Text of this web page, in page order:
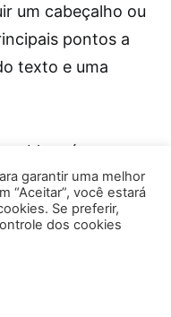
um cabeçalho ou
pontos a
texto e uma
blog, é
em subtítulos que
de cada
útil, pois o leitor
em um
todo o artigo.
garantir uma melhor
“Aceitar”, você estará
Se preferir,
dos cookies